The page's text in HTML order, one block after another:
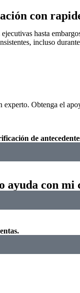
con
hasta
incluso
experto. Obtenga el
de
ayuda con mi